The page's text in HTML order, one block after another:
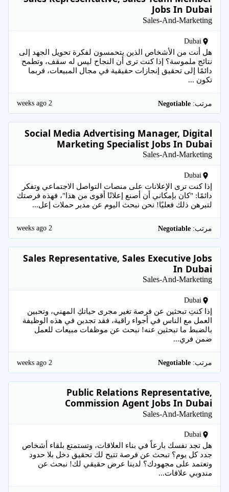
Jobs In Dubai
Sales-And-Marketing
Dubai
هل أنت من الأشخاص الذين يتحمسون لفكرة تحويل الجهد إلى
نتائج ملموسة؟ إذا كنت ترى أن النجاح ليس له سقف، وتطمح
دائمًا إلى تحقيق إنجازات حقيقية في مجال المبيعات، فربما
تكون ...
مرتب: 2 weeks ago
Social Media Advertising Manager, Digital
Marketing Specialist Jobs In Dubai
Sales-And-Marketing
Dubai
إذا كنت ترى الإعلانات على منصات التواصل الاجتماعي وتفكر
دائمًا: "كان بإمكاني أن أصنع إعلانًا أقوى من هذا"، فهذه فرصتك
لتبرهن ذلك فعليًا! نحن نبحث اليوم عن مدير حملات إعل...
مرتب: 2 weeks ago
Sales Representative, Sales Executive Jobs
In Dubai
Sales-And-Marketing
Dubai
إذا كنتِ تبحثين عن فرصة تغير مجرى حياتكِ المهني، وتحبين
العمل مع الناس في أجواء راقية، فقد تجدين في هذه الوظيفة
بالضبط ما تبحثين عنه! نبحث عن موظفات مبيعات للعمل
ضمن فري...
مرتب: 2 weeks ago
Public Relations Representative,
Commission Agent Jobs In Dubai
Sales-And-Marketing
Dubai
هل تجد نفسك بارعاً في بناء العلاقات، وتستمتع بلقاء أشخاص
جدد كل يوم؟ تبحث عن فرصة تتيح لك تحقيق دخل بلا حدود
وتعتمد على مجهودك؟ لدينا عرض حقيقي لك! نبحث عن
مندوبي علاقات...